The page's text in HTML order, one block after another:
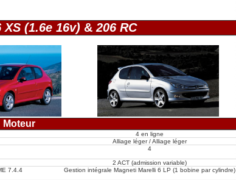
XS (1.6e 16v) & 206 RC
Moteur
4 en ligne
Alliage léger / Alliage léger
4
2 ACT (admission variable)
7.4.4 Gestion intégrale Magneti Marelli 6 LP (1 bobine par cylindre)